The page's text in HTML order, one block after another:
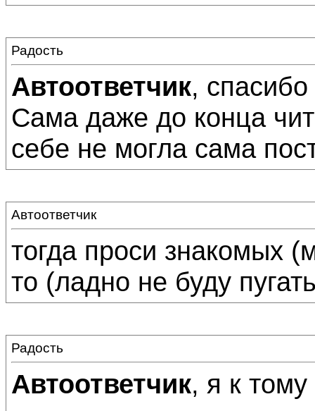
Радость
Автоответчик,
Сама даже до конца
себе не могла сама
Автоответчик
тогда проси знакомых
то (ладно не буду
Радость
Автоответчик, я к